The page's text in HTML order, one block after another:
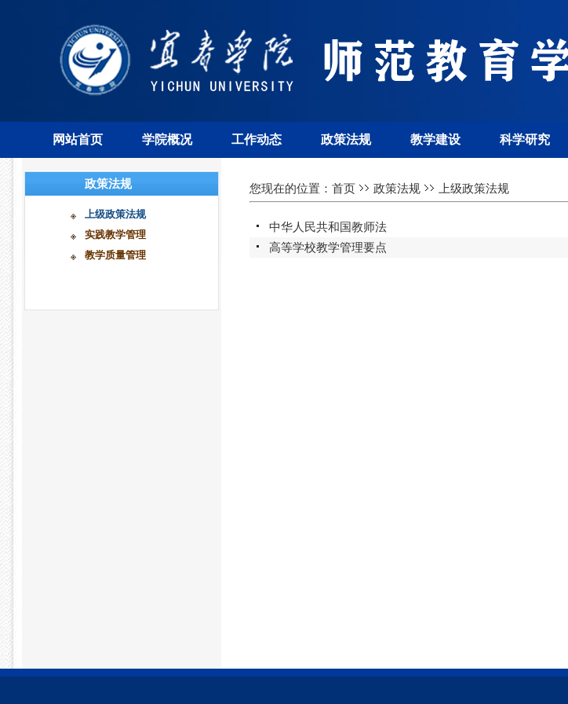
网站首页 学院概况 工作动态 政策法规 教学建设 科学研究
政策法规
上级政策法规
实践教学管理
教学质量管理
您现在的位置： 首页 政策法规 上级政策法规
中华人民共和国教师法
高等学校教学管理要点